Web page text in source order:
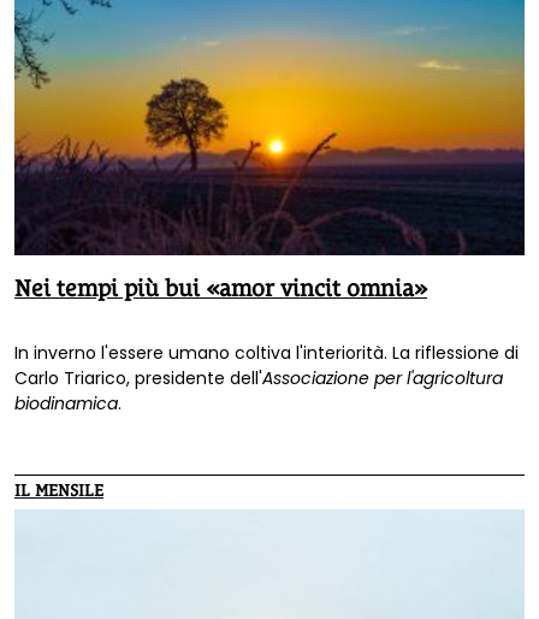
Nei tempi più bui «amor vincit omnia»
In inverno l'essere umano coltiva l'interiorità. La riflessione di
Carlo Triarico, presidente dell'Associazione per l'agricoltura
biodinamica.
IL MENSILE